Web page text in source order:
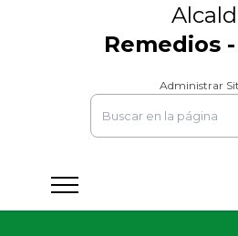
Remedios
Administrar